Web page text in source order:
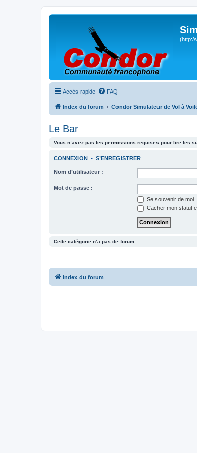
(http://
Accès rapide FAQ
Index du forum Condor Simulateur de Vol à
Le Bar
Vous n’avez pas les permissions requises pour lire les
CONNEXION • S’ENREGISTRER
Nom d’utilisateur :
Mot de passe :
Se souvenir de moi
Cacher mon statut
Cette catégorie n’a pas de forum.
Index du forum